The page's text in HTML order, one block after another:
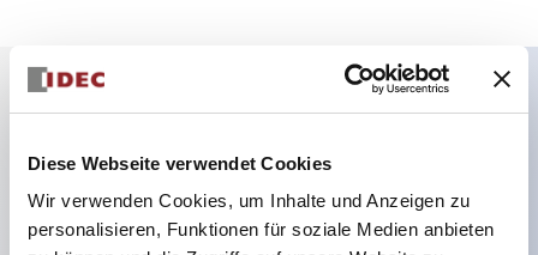
Diese Webseite verwendet Cookies
Wir verwenden Cookies, um Inhalte und Anzeigen zu
personalisieren, Funktionen für soziale Medien anbieten
Einschaltverzögerung 4PDT 200-240VAC
1s/10s/1m/10m